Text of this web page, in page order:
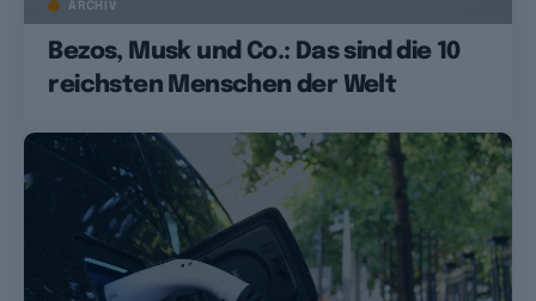
ARCHIV
Bezos, Musk und Co.: Das sind die 10
reichsten Menschen der Welt